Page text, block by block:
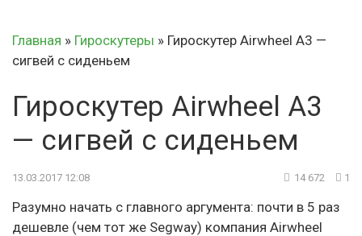
Главная » Гироскутеры » Гироскутер Airwheel A3 —
сигвей с сиденьем
Гироскутер Airwheel A3
— сигвей с сиденьем
13.03.2017 12:08 14 672 1
Разумно начать с главного аргумента: почти в 5 раз
дешевле (чем тот же Segway) компания Airwheel